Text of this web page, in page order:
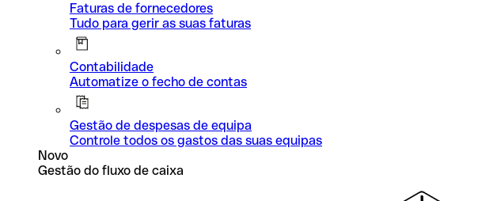
Faturas de fornecedores
Tudo para gerir as suas faturas
Contabilidade
Automatize o fecho de contas
Gestão de despesas de equipa
Controle todos os gastos das suas equipas
Novo
Gestão do fluxo de caixa